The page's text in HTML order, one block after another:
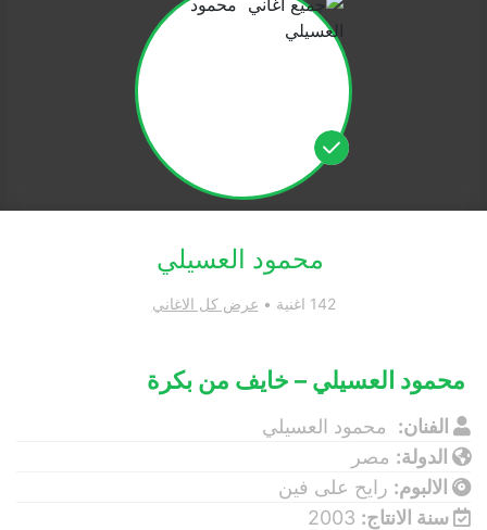
محمود العسيلي
142 اغنية • عرض كل الاغاني
محمود العسيلي – خايف من بكرة
الفنان:
محمود العسيلي
الدولة: مصر
الالبوم: رايح على فين
سنة الانتاج: 2003